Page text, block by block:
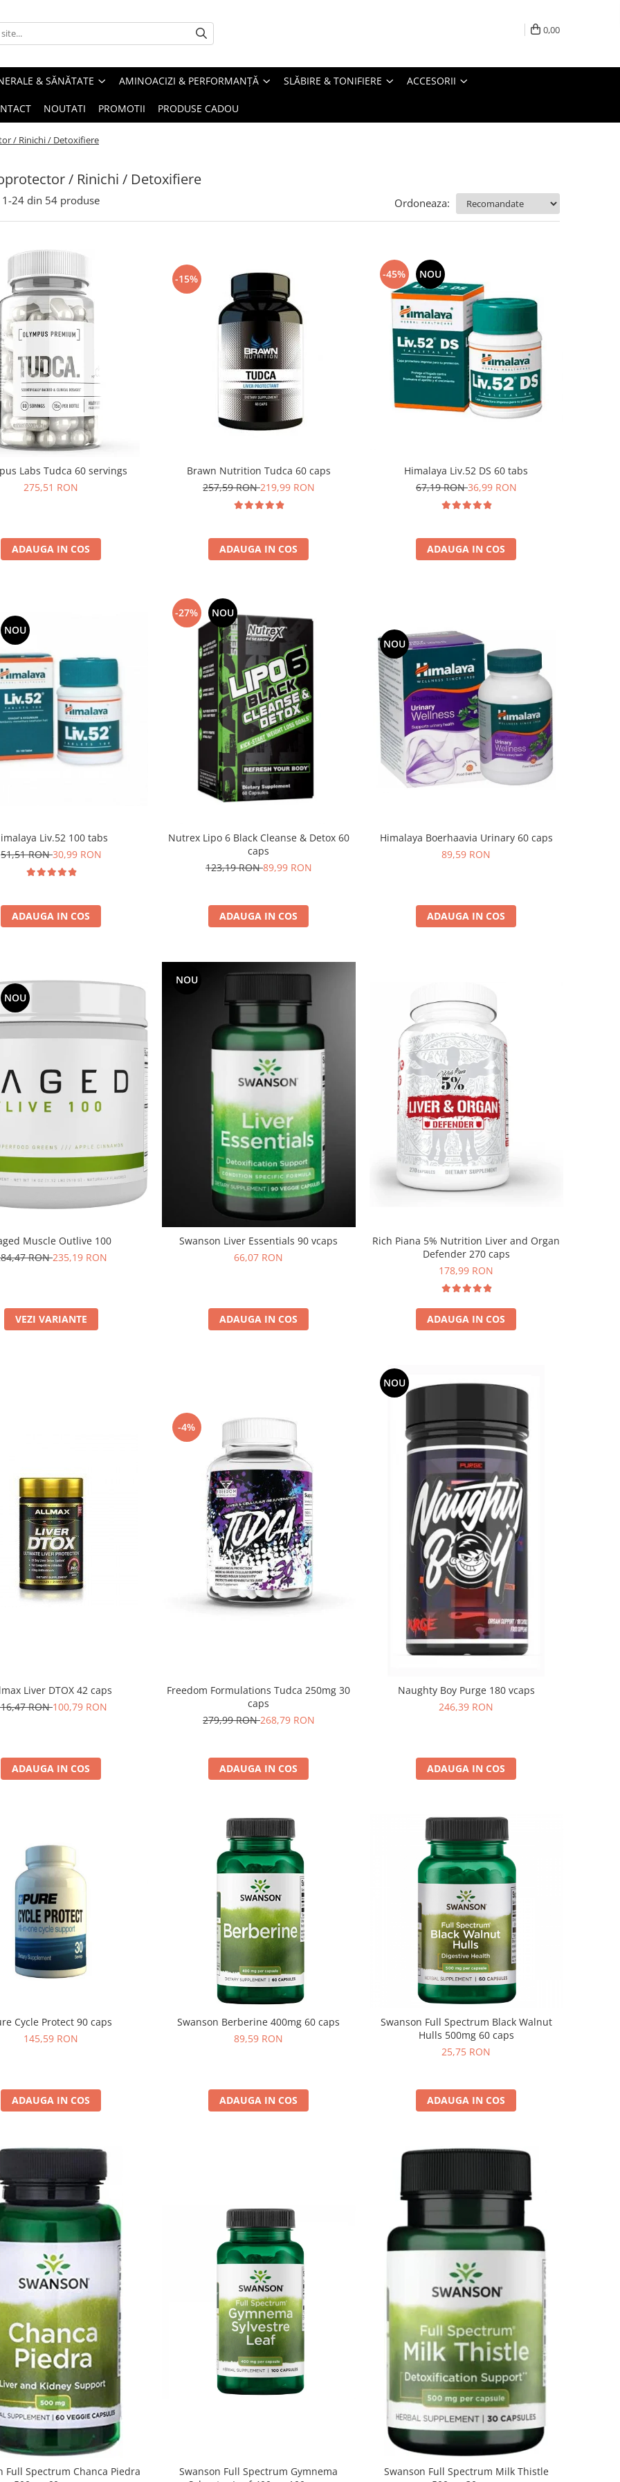
0,00
& SĂNĂTATE AMINOACIZI & PERFORMANȚĂ SLĂBIRE & TONIFIERE ACCESORII
NOUTATI PROMOTII PRODUSE CADOU
/ Rinichi / Detoxifiere
/ Rinichi / Detoxifiere
1-24 din 54 produse Ordoneaza:
Labs Tudca 60 servings
275,51 RON
ADAUGA IN COS
-15%
Brawn Nutrition Tudca 60 caps
257,59 RON219,99 RON
ADAUGA IN COS
-45% NOU
Himalaya Liv.52 DS 60 tabs
67,19 RON36,99 RON
ADAUGA IN COS
NOU
Liv.52 100 tabs
51,51 RON30,99 RON
ADAUGA IN COS
-27% NOU
Nutrex Lipo 6 Black Cleanse & Detox 60
caps
123,19 RON89,99 RON
ADAUGA IN COS
NOU
Himalaya Boerhaavia Urinary 60 caps
89,59 RON
ADAUGA IN COS
NOU
Muscle Outlive 100
RON235,19 RON
VEZI VARIANTE
NOU
Swanson Liver Essentials 90 vcaps
66,07 RON
ADAUGA IN COS
Rich Piana 5% Nutrition Liver and Organ
Defender 270 caps
178,99 RON
ADAUGA IN COS
Liver DTOX 42 caps
RON100,79 RON
ADAUGA IN COS
-4%
Freedom Formulations Tudca 250mg 30
caps
279,99 RON268,79 RON
ADAUGA IN COS
NOU
Naughty Boy Purge 180 vcaps
246,39 RON
ADAUGA IN COS
Cycle Protect 90 caps
145,59 RON
ADAUGA IN COS
Swanson Berberine 400mg 60 caps
89,59 RON
ADAUGA IN COS
Swanson Full Spectrum Black Walnut
Hulls 500mg 60 caps
25,75 RON
ADAUGA IN COS
Full Spectrum Chanca Piedra
Swanson Full Spectrum Gymnema
Swanson Full Spectrum Milk Thistle